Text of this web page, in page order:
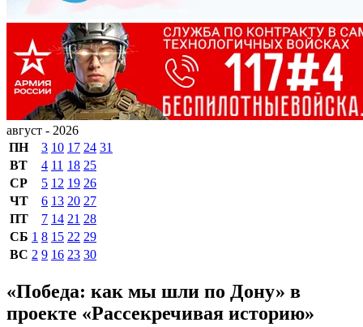
август - 2026
ПН
3 10 17 24 31
ВТ
4 11 18 25
СР
5 12 19 26
ЧТ
6 13 20 27
ПТ
7 14 21 28
СБ 1 8 15 22 29
ВС 2 9 16 23 30
«Победа: как мы шли по Дону» в
проекте «Рассекречивая историю»